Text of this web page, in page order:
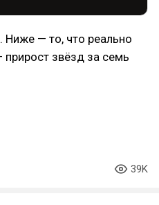
Ниже — то, что реально
прирост звёзд за семь
39K